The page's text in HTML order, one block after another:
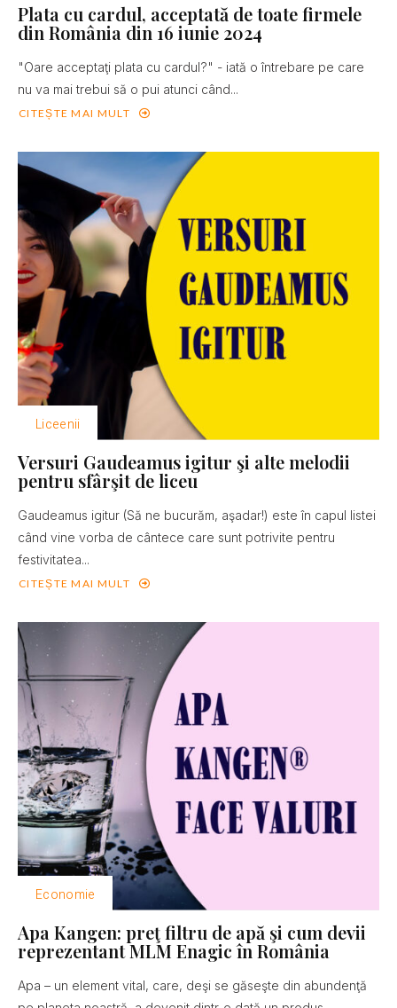
Plata cu cardul, acceptată de toate firmele
din România din 16 iunie 2024
"Oare acceptaţi plata cu cardul?" - iată o întrebare pe care
nu va mai trebui să o pui atunci când...
CITEȘTE MAI MULT
Liceenii
Versuri Gaudeamus igitur şi alte melodii
pentru sfârşit de liceu
Gaudeamus igitur (Să ne bucurăm, aşadar!) este în capul listei
când vine vorba de cântece care sunt potrivite pentru
festivitatea...
CITEȘTE MAI MULT
Economie
Apa Kangen: preţ filtru de apă şi cum devii
reprezentant MLM Enagic în România
Apa – un element vital, care, deşi se găseşte din abundenţă